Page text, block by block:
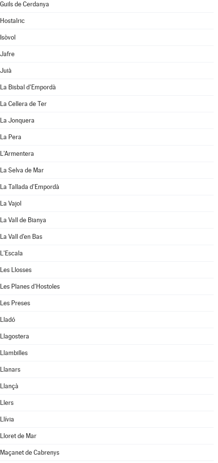
Guils de Cerdanya
Hostalric
Isòvol
Jafre
Juià
La Bisbal d'Empordà
La Cellera de Ter
La Jonquera
La Pera
L'Armentera
La Selva de Mar
La Tallada d'Empordà
La Vajol
La Vall de Bianya
La Vall d'en Bas
L'Escala
Les Llosses
Les Planes d'Hostoles
Les Preses
Lladó
Llagostera
Llambilles
Llanars
Llançà
Llers
Llívia
Lloret de Mar
Maçanet de Cabrenys